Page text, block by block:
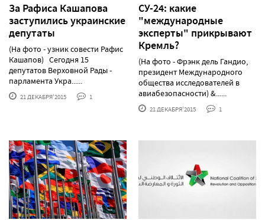
За Рафиса Кашапова
заступились украинские
депутаты
(На фото - узник совести Рафис
Кашапов) Сегодня 15
депутатов Верховной Рады -
парламента Укра......
21 ДЕКАБРЯ'2015 1
СУ-24: какие
"международные
эксперты" прикрывают
Кремль?
(На фото - Фрэнк дель Гандио,
президент Международного
общества исследователей в
авиабезопасности) &......
21 ДЕКАБРЯ'2015 1